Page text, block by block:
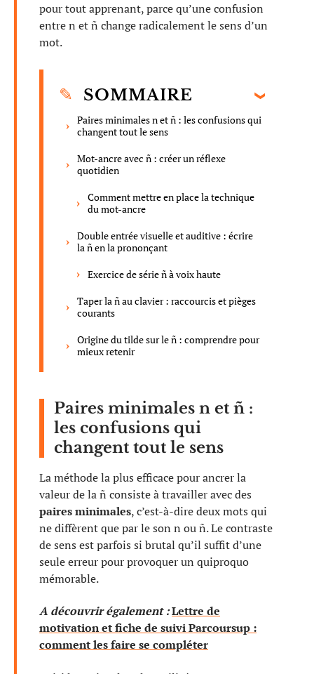
pour tout apprenant, parce qu’une confusion
entre n et ñ change radicalement le sens d’un
mot.
SOMMAIRE
Paires minimales n et ñ : les confusions qui
changent tout le sens
Mot-ancre avec ñ : créer un réflexe
quotidien
Comment mettre en place la technique
du mot-ancre
Double entrée visuelle et auditive : écrire
la ñ en la prononçant
Exercice de série ñ à voix haute
Taper la ñ au clavier : raccourcis et pièges
courants
Origine du tilde sur le ñ : comprendre pour
mieux retenir
Paires minimales n et ñ :
les confusions qui
changent tout le sens
La méthode la plus efficace pour ancrer la
valeur de la ñ consiste à travailler avec des
paires minimales, c’est-à-dire deux mots qui
ne diffèrent que par le son n ou ñ. Le contraste
de sens est parfois si brutal qu’il suffit d’une
seule erreur pour provoquer un quiproquo
mémorable.
A découvrir également :Lettre de
motivation et fiche de suivi Parcoursup :
comment les faire se compléter